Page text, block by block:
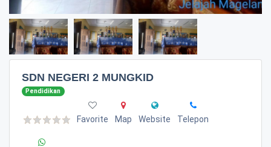
SDN NEGERI 2 MUNGKID
Pendidikan
Favorite Map Website Telepon